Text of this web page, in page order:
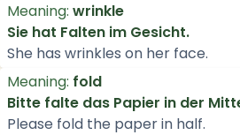
Meaning: wrinkle
Sie hat Falten im Gesicht.
She has wrinkles on her face.
Meaning: fold
Bitte falte das Papier in der
Please fold the paper in half.